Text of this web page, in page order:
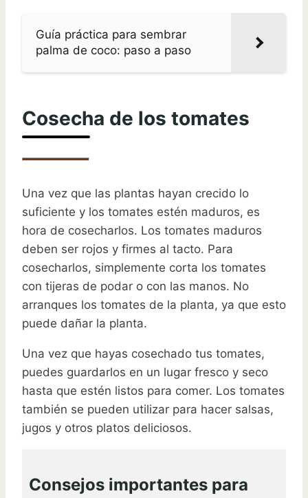
Guía práctica para sembrar
palma de coco: paso a paso
Cosecha de los tomates
Una vez que las plantas hayan crecido lo
suficiente y los tomates estén maduros, es
hora de cosecharlos. Los tomates maduros
deben ser rojos y firmes al tacto. Para
cosecharlos, simplemente corta los tomates
con tijeras de podar o con las manos. No
arranques los tomates de la planta, ya que esto
puede dañar la planta.
Una vez que hayas cosechado tus tomates,
puedes guardarlos en un lugar fresco y seco
hasta que estén listos para comer. Los tomates
también se pueden utilizar para hacer salsas,
jugos y otros platos deliciosos.
Consejos importantes para